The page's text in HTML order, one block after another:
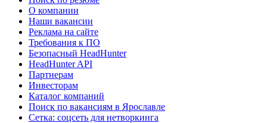
О компании
Наши вакансии
Реклама на сайте
Требования к ПО
Безопасный HeadHunter
HeadHunter API
Партнерам
Инвесторам
Каталог компаний
Поиск по вакансиям в Ярославле
Сетка: соцсеть для нетворкинга